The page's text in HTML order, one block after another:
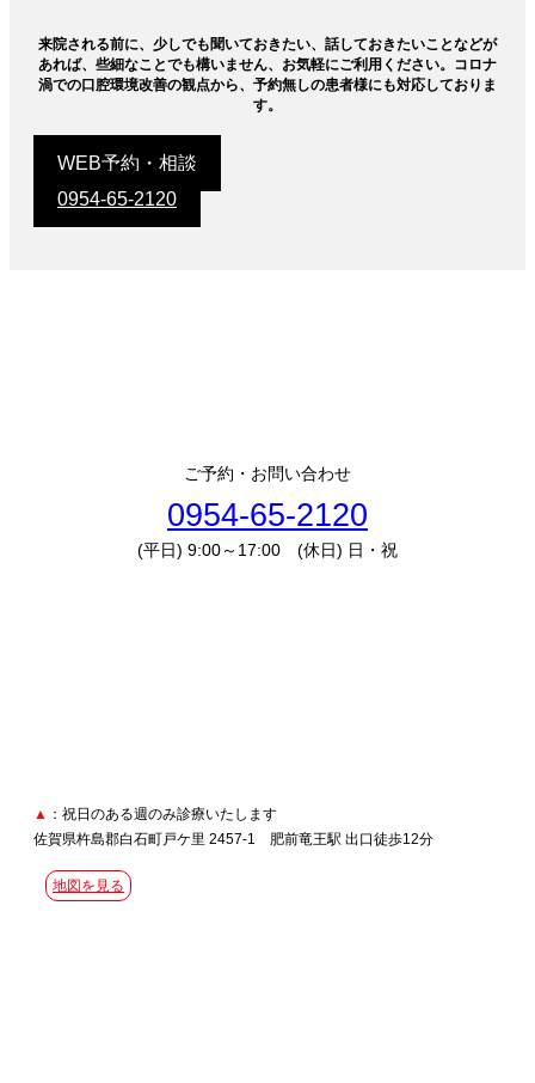
来院される前に、少しでも聞いておきたい、話しておきたいことなどが
あれば、些細なことでも構いません、お気軽にご利用ください。コロナ
渦での口腔環境改善の観点から、予約無しの患者様にも対応しておりま
す。
WEB予約・相談
0954-65-2120
ご予約・お問い合わせ
0954-65-2120
(平日) 9:00～17:00 (休日) 日・祝
▲ ：祝日のある週のみ診療いたします
佐賀県杵島郡白石町戸ケ里 2457-1 肥前竜王駅 出口徒歩12分
地図を見る